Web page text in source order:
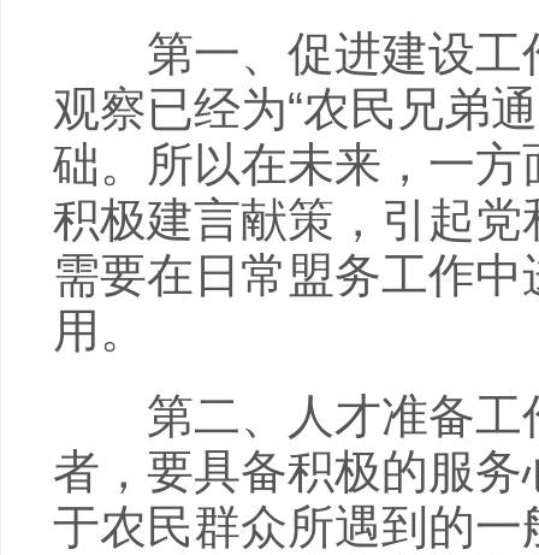
第一、促进建设工
观察已经为“农民兄弟
础。所以在未来，一
积极建言献策，引起
需要在日常盟务工作
用。
第二、人才准备工
者，要具备积极的服
于农民群众所遇到的